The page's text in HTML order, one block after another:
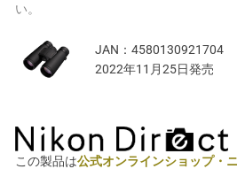
い。
JAN： 4580130921704
2022年11月25日発売
この製品は公式オンラインショップ・